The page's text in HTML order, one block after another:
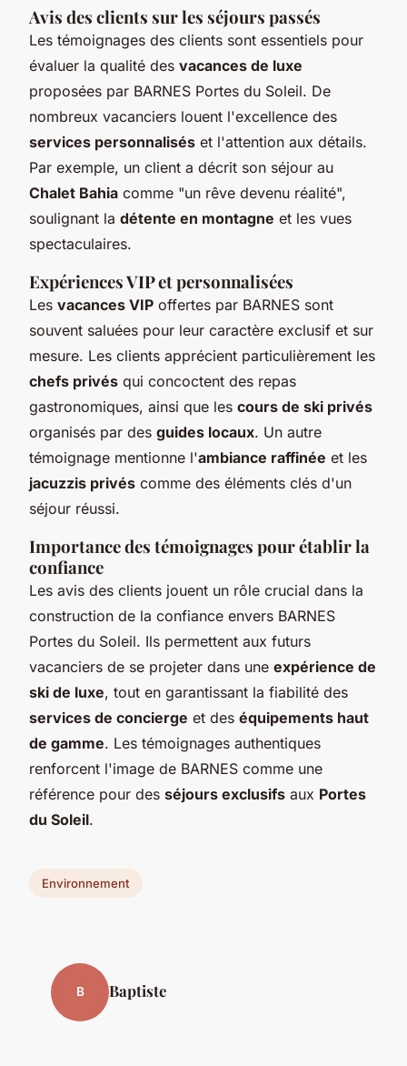
Avis des clients sur les séjours passés
Les témoignages des clients sont essentiels pour
évaluer la qualité des vacances de luxe
proposées par BARNES Portes du Soleil. De
nombreux vacanciers louent l'excellence des
services personnalisés et l'attention aux détails.
Par exemple, un client a décrit son séjour au
Chalet Bahia comme "un rêve devenu réalité",
soulignant la détente en montagne et les vues
spectaculaires.
Expériences VIP et personnalisées
Les vacances VIP offertes par BARNES sont
souvent saluées pour leur caractère exclusif et sur
mesure. Les clients apprécient particulièrement les
chefs privés qui concoctent des repas
gastronomiques, ainsi que les cours de ski privés
organisés par des guides locaux. Un autre
témoignage mentionne l'ambiance raffinée et les
jacuzzis privés comme des éléments clés d'un
séjour réussi.
Importance des témoignages pour établir la
confiance
Les avis des clients jouent un rôle crucial dans la
construction de la confiance envers BARNES
Portes du Soleil. Ils permettent aux futurs
vacanciers de se projeter dans une expérience de
ski de luxe, tout en garantissant la fiabilité des
services de concierge et des équipements haut
de gamme. Les témoignages authentiques
renforcent l'image de BARNES comme une
référence pour des séjours exclusifs aux Portes
du Soleil.
Environnement
B Baptiste